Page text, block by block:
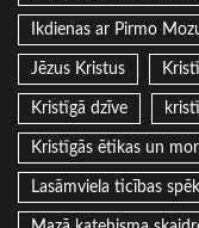
Ikdienas ar Pirmo
Jēzus Kristus
Kristīgā dzīve
Kristīgās ētikas un
Lasāmviela ticības